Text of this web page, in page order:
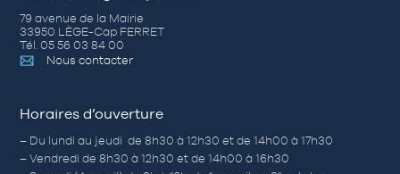
79 avenue de la Mairie
33950 LÈGE-Cap FERRET
Tél. 05 56 03 84 00
Nous contacter
Horaires d’ouverture
– Du lundi au jeudi de 8h30 à 12h30 et de 14h00 à 17h30
– Vendredi de 8h30 à 12h30 et de 14h00 à 16h30